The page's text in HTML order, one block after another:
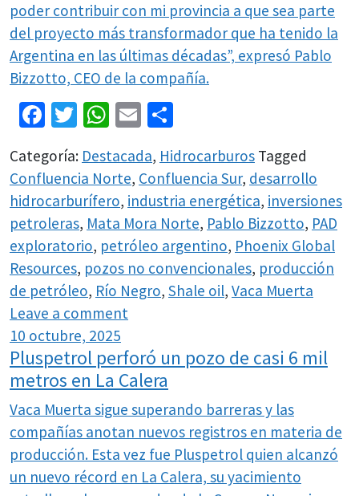
poder contribuir con mi provincia a que sea parte
del proyecto más transformador que ha tenido la
Argentina en las últimas décadas”, expresó Pablo
Bizzotto, CEO de la compañía.
Facebook
Twitter
WhatsApp
Email
Categoría: Destacada, Hidrocarburos Tagged
Confluencia Norte, Confluencia Sur, desarrollo
hidrocarburífero, industria energética, inversiones
petroleras, Mata Mora Norte, Pablo Bizzotto, PAD
exploratorio, petróleo argentino, Phoenix Global
Resources, pozos no convencionales, producción
de petróleo, Río Negro, Shale oil, Vaca Muerta
Leave a comment
10 octubre, 2025
Pluspetrol perforó un pozo de casi 6 mil
metros en La Calera
Vaca Muerta sigue superando barreras y las
compañías anotan nuevos registros en materia de
producción. Esta vez fue Pluspetrol quien alcanzó
un nuevo récord en La Calera, su yacimiento